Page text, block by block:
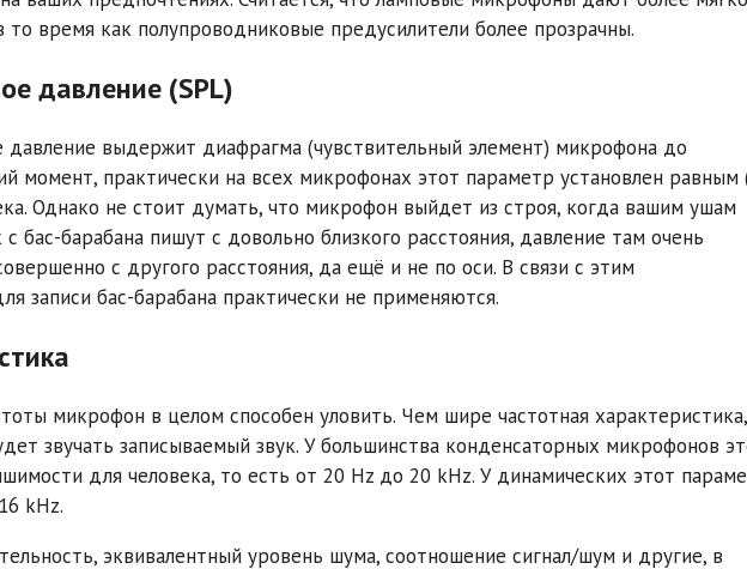
то время как полупроводниковые предусилители более прозрачны.
давление (SPL)
давление выдержит диафрагма (чувствительный элемент) микрофона до
момент, практически на всех микрофонах этот параметр установлен равным
Однако не стоит думать, что микрофон выйдет из строя, когда вашим ушам
бас-барабана пишут с довольно близкого расстояния, давление там очень
с другого расстояния, да ещё и не по оси. В связи с этим
записи бас-барабана практически не применяются.
микрофон в целом способен уловить. Чем шире частотная характеристика,
звучать записываемый звук. У большинства конденсаторных микрофонов
для человека, то есть от 20 Hz до 20 kHz. У динамических этот
kHz.
эквивалентный уровень шума, соотношение сигнал/шум и другие, в